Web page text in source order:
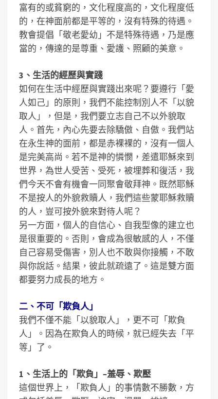
富有的或貧窮的，文化程度高的，文化程度低
的，在神面前都是平等的，沒有特殊的待遇。
教會提倡「敬老愛幼」不是特殊待遇，乃是應
當的，傳達的是尊重、愛護、照顧的美意。
3、生活的經歷與實踐
如何在生活中經歷與實踐出來呢？要遵行「愛
人如己」的原則，我們不能控制別人不「以貌
取人」，但是，我們要立志自己不以外貌取
人。首先，內心先要去除驕傲、自傲。我們站
在永生神的面前，都是赤裸裸的，沒有一個人
是完美高尚。若不是神的憐憫，差遣耶穌來到
世界，為世人受苦、受死，被埋葬和復活，我
們今天不會有機會一同聚會敬拜神。既然耶穌
不是按人的外貌救贖人，我們這些蒙耶穌救贖
的人，豈可按外貌來對待人呢？
另一方面，個人的自信心、自我型像的建立也
是很重要的。否則，會成為很敏感的人，不僅
自己容易受傷害，別人也不敢與你接觸，不敢
與你說話。結果，彼此就疏遠了。這是雙方面
都要努力成長的地方。
二、不可「欺負人」
我們不僅不能「以貌取人」，更不可「欺負
人」。因為在欺負人的時候，就已經失去「平
等」了。
1、生活上的「欺負」–羞辱、欺壓
這個世界上，「欺負人」的事情數不勝數，方